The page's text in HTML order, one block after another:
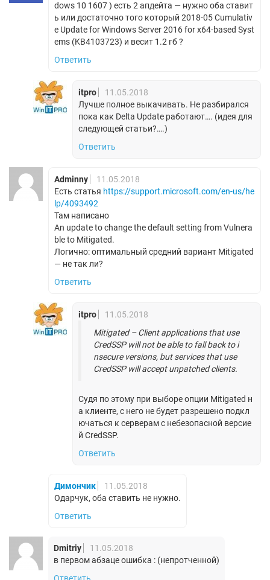
dows 10 1607 ) есть 2 апдейта — нужно оба ставит
ь или достаточно того который 2018-05 Cumulativ
e Update for Windows Server 2016 for x64-based Syst
ems (KB4103723) и весит 1.2 гб ?
Ответить
itpro
11.05.2018
Лучше полное выкачивать. Не разбирался
пока как Delta Update работают…. (идея для
следующей статьи?….)
Ответить
Adminny
11.05.2018
Есть статья https://support.microsoft.com/en-us/he
lp/4093492
Там написано
An update to change the default setting from Vulnera
ble to Mitigated.
Логично: оптимальный средний вариант Mitigated
— не так ли?
Ответить
itpro
11.05.2018
Mitigated – Client applications that use
CredSSP will not be able to fall back to i
nsecure versions, but services that use
CredSSP will accept unpatched clients.
Судя по этому при выборе опции Mitigated н
а клиенте, с него не будет разрешено подкл
ючаться к серверам с небезопасной версие
й CredSSP.
Ответить
Димончик
11.05.2018
Одарчук, оба ставить не нужно.
Ответить
Dmitriy
11.05.2018
в первом абзаце ошибка : (непротченной)